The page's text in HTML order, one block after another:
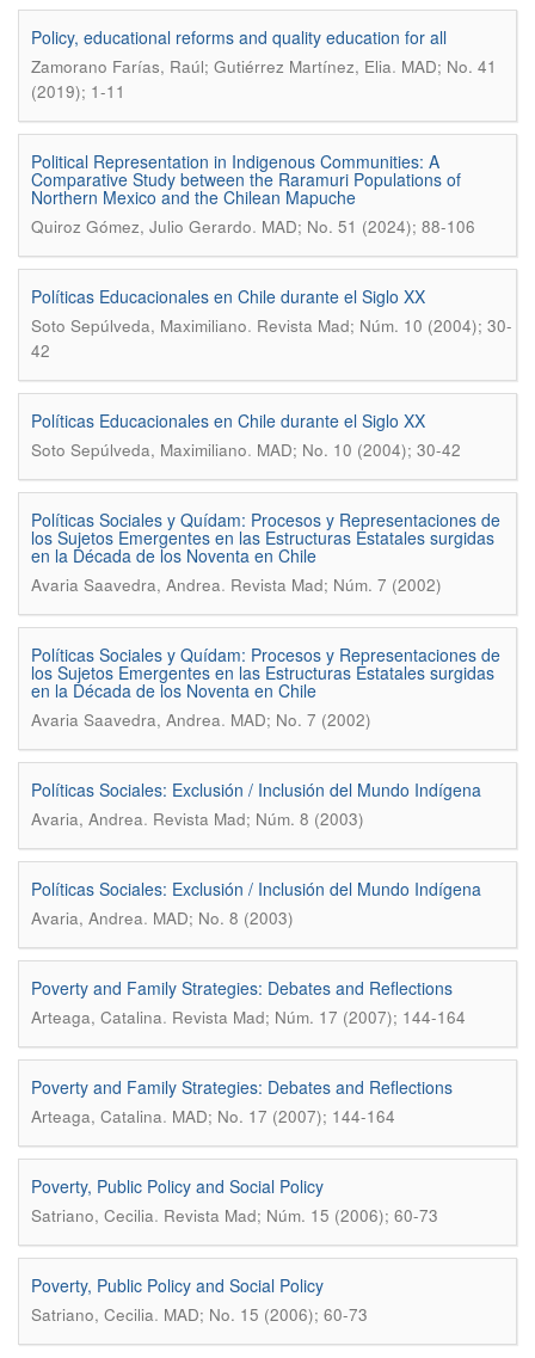
Policy, educational reforms and quality education for all
Zamorano Farías, Raúl; Gutiérrez Martínez, Elia. MAD; No. 41
(2019); 1-11
Political Representation in Indigenous Communities: A
Comparative Study between the Raramuri Populations of
Northern Mexico and the Chilean Mapuche
Quiroz Gómez, Julio Gerardo. MAD; No. 51 (2024); 88-106
Políticas Educacionales en Chile durante el Siglo XX
Soto Sepúlveda, Maximiliano. Revista Mad; Núm. 10 (2004); 30-
42
Políticas Educacionales en Chile durante el Siglo XX
Soto Sepúlveda, Maximiliano. MAD; No. 10 (2004); 30-42
Políticas Sociales y Quídam: Procesos y Representaciones de
los Sujetos Emergentes en las Estructuras Estatales surgidas
en la Década de los Noventa en Chile
Avaria Saavedra, Andrea. Revista Mad; Núm. 7 (2002)
Políticas Sociales y Quídam: Procesos y Representaciones de
los Sujetos Emergentes en las Estructuras Estatales surgidas
en la Década de los Noventa en Chile
Avaria Saavedra, Andrea. MAD; No. 7 (2002)
Políticas Sociales: Exclusión / Inclusión del Mundo Indígena
Avaria, Andrea. Revista Mad; Núm. 8 (2003)
Políticas Sociales: Exclusión / Inclusión del Mundo Indígena
Avaria, Andrea. MAD; No. 8 (2003)
Poverty and Family Strategies: Debates and Reflections
Arteaga, Catalina. Revista Mad; Núm. 17 (2007); 144-164
Poverty and Family Strategies: Debates and Reflections
Arteaga, Catalina. MAD; No. 17 (2007); 144-164
Poverty, Public Policy and Social Policy
Satriano, Cecilia. Revista Mad; Núm. 15 (2006); 60-73
Poverty, Public Policy and Social Policy
Satriano, Cecilia. MAD; No. 15 (2006); 60-73